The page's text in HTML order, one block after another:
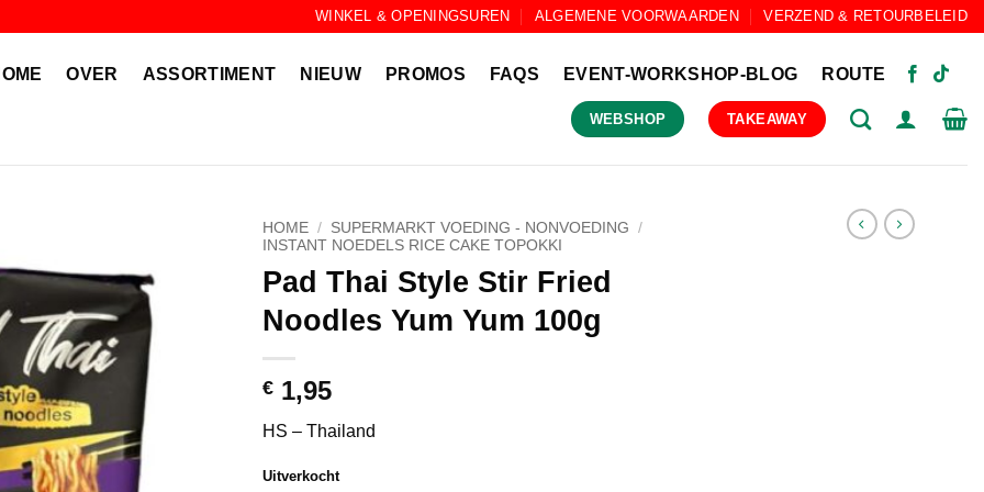
WINKEL & OPENINGSUREN ALGEMENE VOORWAARDEN VERZEND & RETOURBELEID
OVER ASSORTIMENT NIEUW PROMOS FAQS EVENT-WORKSHOP-BLOG ROUTE
WEBSHOP TAKEAWAY
HOME / SUPERMARKT VOEDING - NONVOEDING
/
INSTANT NOEDELS RICE CAKE TOPOKKI
Pad Thai Style Stir Fried
Noodles Yum Yum 100g
€ 1,95
HS – Thailand
Uitverkocht